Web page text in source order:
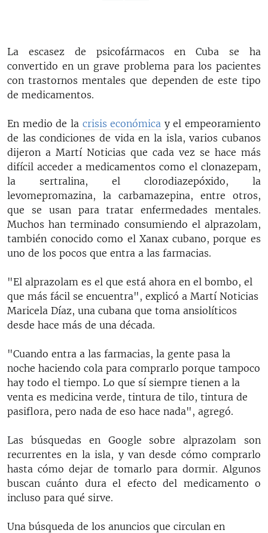
La escasez de psicofármacos en Cuba se ha
convertido en un grave problema para los pacientes
con trastornos mentales que dependen de este tipo
de medicamentos.
En medio de la crisis económica y el empeoramiento
de las condiciones de vida en la isla, varios cubanos
dijeron a Martí Noticias que cada vez se hace más
difícil acceder a medicamentos como el clonazepam,
la sertralina, el clorodiazepóxido, la
levomepromazina, la carbamazepina, entre otros,
que se usan para tratar enfermedades mentales.
Muchos han terminado consumiendo el alprazolam,
también conocido como el Xanax cubano, porque es
uno de los pocos que entra a las farmacias.
"El alprazolam es el que está ahora en el bombo, el
que más fácil se encuentra", explicó a Martí Noticias
Maricela Díaz, una cubana que toma ansiolíticos
desde hace más de una década.
"Cuando entra a las farmacias, la gente pasa la
noche haciendo cola para comprarlo porque tampoco
hay todo el tiempo. Lo que sí siempre tienen a la
venta es medicina verde, tintura de tilo, tintura de
pasiflora, pero nada de eso hace nada", agregó.
Las búsquedas en Google sobre alprazolam son
recurrentes en la isla, y van desde cómo comprarlo
hasta cómo dejar de tomarlo para dormir. Algunos
buscan cuánto dura el efecto del medicamento o
incluso para qué sirve.
Una búsqueda de los anuncios que circulan en